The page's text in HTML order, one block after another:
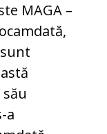
MAGA –
a